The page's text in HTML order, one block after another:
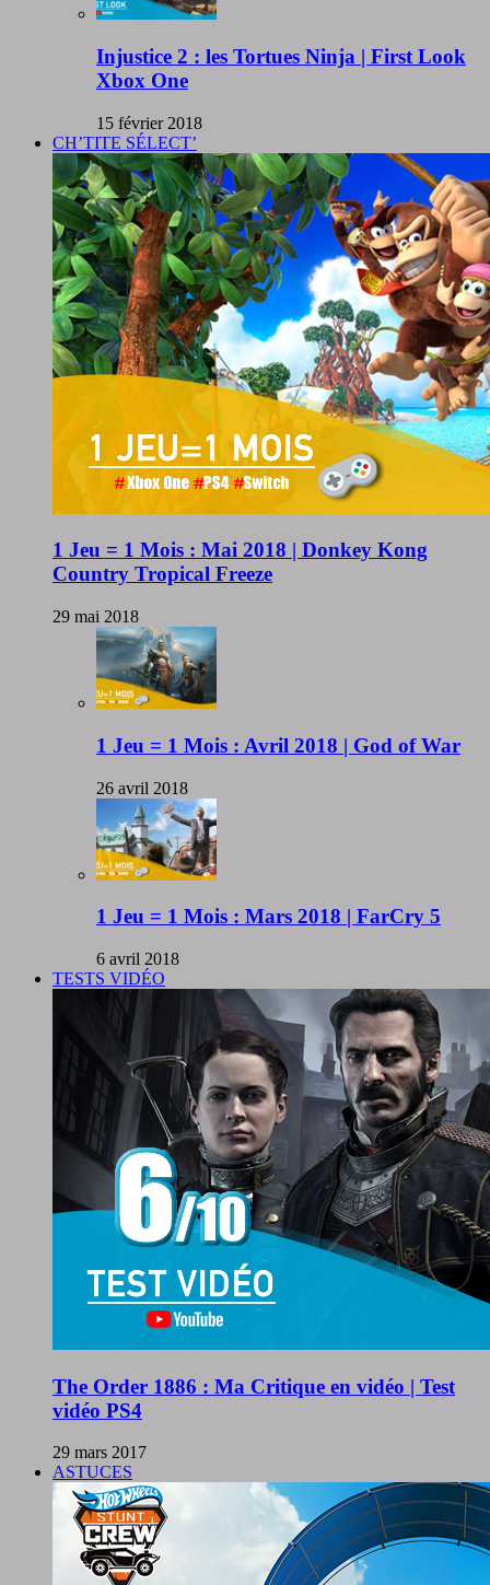
Injustice 2 : les Tortues Ninja | First Look
Xbox One
15 février 2018
CH’TITE SÉLECT’
1 Jeu = 1 Mois : Mai 2018 | Donkey Kong
Country Tropical Freeze
29 mai 2018
1 Jeu = 1 Mois : Avril 2018 | God of War
26 avril 2018
1 Jeu = 1 Mois : Mars 2018 | FarCry 5
6 avril 2018
TESTS VIDÉO
The Order 1886 : Ma Critique en vidéo | Test
vidéo PS4
29 mars 2017
ASTUCES